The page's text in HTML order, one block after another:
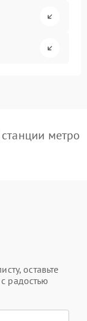
метро
оставьте
радостью